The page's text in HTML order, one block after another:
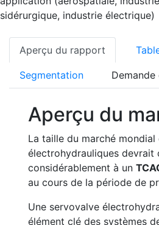
sidérurgique, industrie électrique)
Aperçu du rapport
Segmentation
Aperçu du
La taille du marché
électrohydrauliques devrait
considérablement à un
au cours de la période de
Une servovalve
élément clé des systèmes